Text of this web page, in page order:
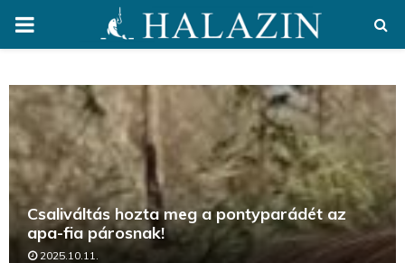
PRIMARY
Csaliváltás hozta meg a pontyparádét az
apa-fia párosnak!
2025.10.11.